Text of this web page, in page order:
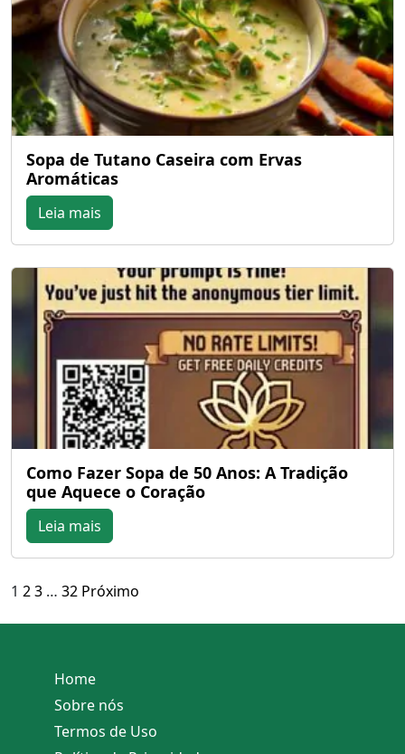
Sopa de Tutano Caseira com Ervas
Aromáticas
Leia mais
Como Fazer Sopa de 50 Anos: A Tradição
que Aquece o Coração
Leia mais
Paginação
de
1 23 … 32 Próximo
Home
Sobre nós
Termos de Uso